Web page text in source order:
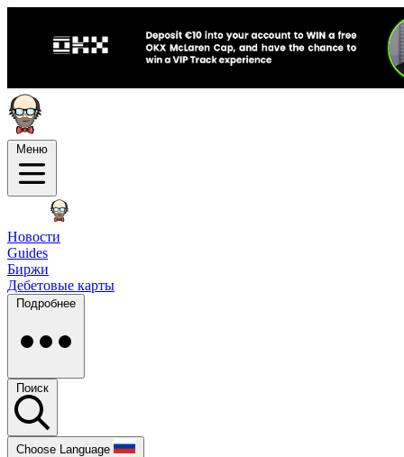
Меню
Новости
Guides
Биржи
Дебетовые карты
Подробнее
Поиск
Choose Language